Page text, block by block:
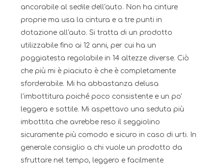
ancorabile al sedile dell'auto. Non ha cinture
proprie ma usa la cintura e a tre punti in
dotazione all'auto. Si tratta di un prodotto
utilizzabile fino ai 12 anni, per cui ha un
poggiatesta regolabile in 14 altezze diverse. Ciò
che più mi è piaciuto è che è completamente
sforderabile. Mi ha abbastanza delusa
l'imbottitura poiché poco consistente e un po'
leggera e sottile. Mi aspettavo una seduta più
imbottita che avrebbe reso il seggiolino
sicuramente più comodo e sicuro in caso di urti. In
generale consiglio a chi vuole un prodotto da
sfruttare nel tempo, leggero e facilmente